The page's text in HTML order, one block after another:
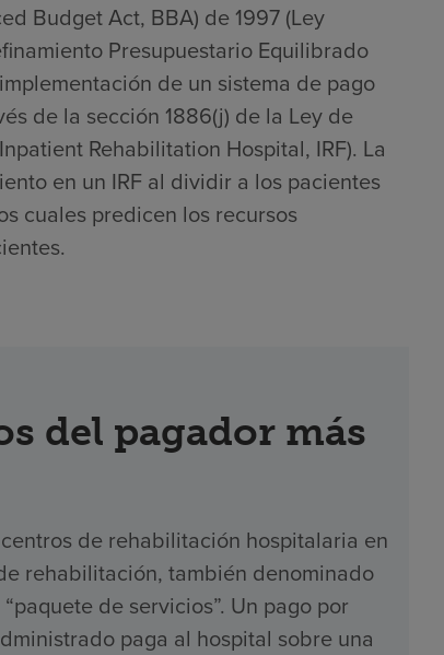
Budget Act, BBA) de 1997 (Ley
Presupuestario Equilibrado
de un sistema de pago
de la sección 1886(j) de la Ley de
Rehabilitation Hospital, IRF). La
en un IRF al dividir a los pacientes
cuales predicen los recursos
del pagador más
de rehabilitación hospitalaria en
rehabilitación, también denominado
de servicios”. Un pago por
paga al hospital sobre una